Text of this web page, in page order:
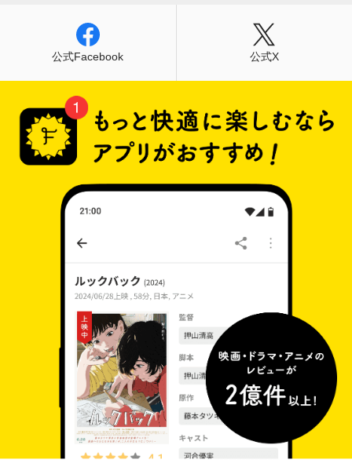
公式Facebook 公式X